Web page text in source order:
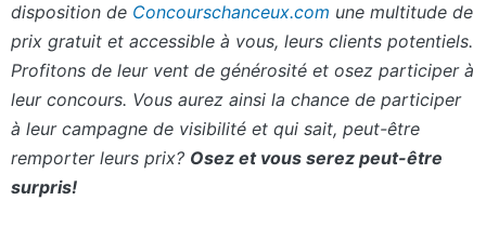
disposition de Concourschanceux.com une multitude de
prix gratuit et accessible à vous, leurs clients potentiels.
Profitons de leur vent de générosité et osez participer à
leur concours. Vous aurez ainsi la chance de participer
à leur campagne de visibilité et qui sait, peut-être
remporter leurs prix? Osez et vous serez peut-être
surpris!